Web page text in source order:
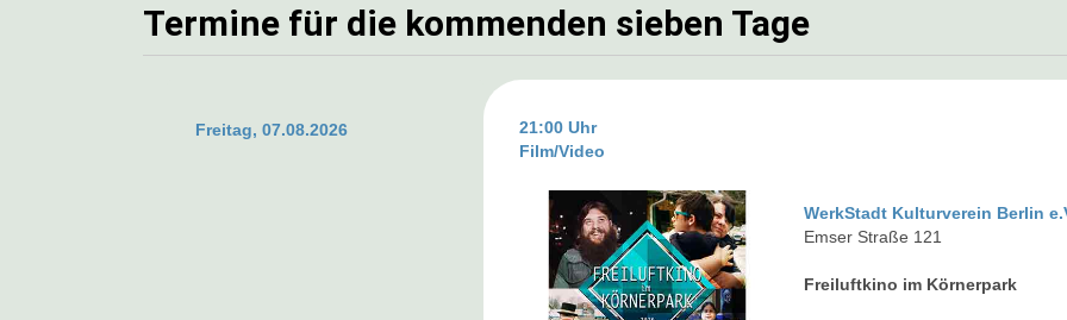
Termine für die kommenden sieben Tage
Freitag, 07.08.2026
21:00 Uhr
Film/Video
WerkStadt Kulturverein Berlin
Emser Straße 121
Freiluftkino im Körnerpark